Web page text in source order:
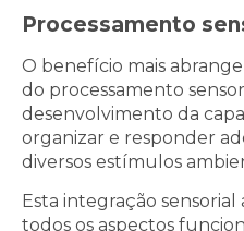
Processamento
O benefício mais
do processamento
desenvolvimento da
organizar e responder
diversos estímulos
Esta integração
todos os aspectos